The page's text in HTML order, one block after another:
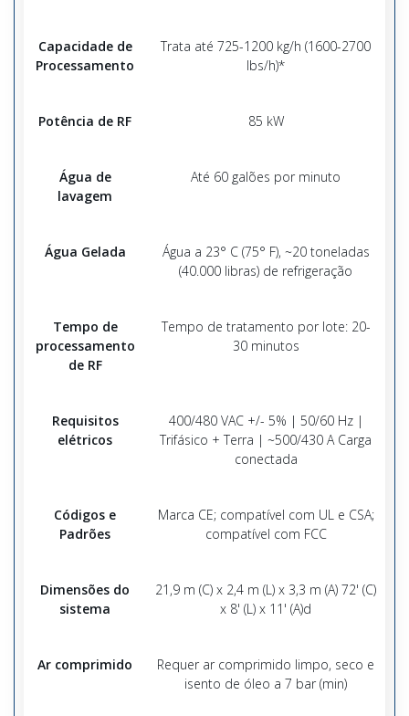
Capacidade de
Processamento
Trata até 725-1200 kg/h (1600-2700
lbs/h)*
Potência de RF 85 kW
Água de
lavagem
Até 60 galões por minuto
Água Gelada
Água a 23° C (75° F), ~20 toneladas
(40.000 libras) de refrigeração
Tempo de
processamento
de RF
Tempo de tratamento por lote: 20-
30 minutos
Requisitos
elétricos
400/480 VAC +/- 5% | 50/60 Hz |
Trifásico + Terra | ~500/430 A Carga
conectada
Códigos e
Padrões
Marca CE; compatível com UL e CSA;
compatível com FCC
Dimensões do
sistema
21,9 m (C) x 2,4 m (L) x 3,3 m (A) 72' (C)
x 8' (L) x 11' (A)d
Ar comprimido
Requer ar comprimido limpo, seco e
isento de óleo a 7 bar (min)